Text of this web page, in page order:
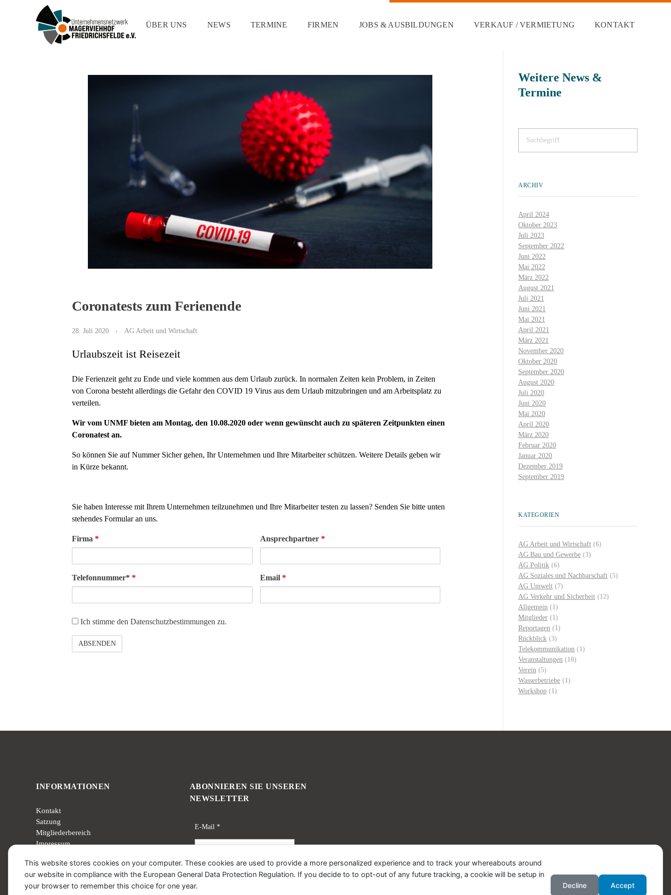
ÜBER UNS NEWS TERMINE FIRMEN JOBS & AUSBILDUNGEN VERKAUF / VERMIETUNG KONTAKT
Coronatests zum Ferienende
28. Juli 2020 AG Arbeit und Wirtschaft
Urlaubszeit ist Reisezeit
Die Ferienzeit geht zu Ende und viele kommen aus dem Urlaub zurück. In normalen Zeiten kein Problem, in Zeiten
von Corona besteht allerdings die Gefahr den COVID 19 Virus aus dem Urlaub mitzubringen und am Arbeitsplatz zu
verteilen.
Wir vom UNMF bieten am Montag, den 10.08.2020 oder wenn gewünscht auch zu späteren Zeitpunkten einen
Coronatest an.
So können Sie auf Nummer Sicher gehen, Ihr Unternehmen und Ihre Mitarbeiter schützen. Weitere Details geben wir
in Kürze bekannt.
Sie haben Interesse mit Ihrem Unternehmen teilzunehmen und Ihre Mitarbeiter testen zu lassen? Senden Sie bitte unten
stehendes Formular an uns.
Firma *
Telefonnummer* *
Ansprechpartner *
Email *
Ich stimme den Datenschutzbestimmungen zu.
Weitere News &
Termine
ARCHIV
April 2024
Oktober 2023
Juli 2023
September 2022
Juni 2022
Mai 2022
März 2022
August 2021
Juli 2021
Juni 2021
Mai 2021
April 2021
März 2021
November 2020
Oktober 2020
September 2020
August 2020
Juli 2020
Juni 2020
Mai 2020
April 2020
März 2020
Februar 2020
Januar 2020
Dezember 2019
September 2019
KATEGORIEN
AG Arbeit und Wirtschaft (6)
AG Bau und Gewerbe (3)
AG Politik (6)
AG Soziales und Nachbarschaft (5)
AG Umwelt (7)
AG Verkehr und Sicherheit (12)
Allgemein (1)
Mitglieder (1)
Reportagen (1)
Rückblick (3)
Telekommunikation (1)
Veranstaltungen (10)
Verein (5)
Wasserbetriebe (1)
Workshop (1)
INFORMATIONEN
Kontakt
Satzung
Mitgliederbereich
Impressum
ABONNIEREN SIE UNSEREN
NEWSLETTER
E-Mail *
This website stores cookies on your computer. These cookies are used to provide a more personalized experience and to track your whereabouts around
our website in compliance with the European General Data Protection Regulation. If you decide to to opt-out of any future tracking, a cookie will be setup in
your browser to remember this choice for one year.
Decline Accept